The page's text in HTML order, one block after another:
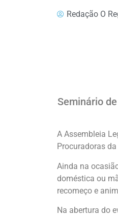
Redação O
Seminário
A Assembleia
Procuradoras
Ainda na
doméstica ou
recomeço e
Na abertura do